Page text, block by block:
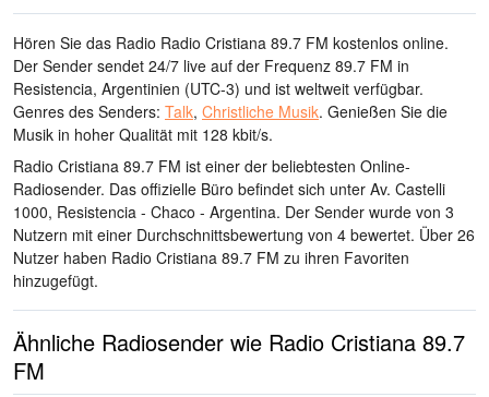
Hören Sie das Radio Radio Cristiana 89.7 FM kostenlos online.
Der Sender sendet 24/7 live auf der Frequenz 89.7 FM in
Resistencia, Argentinien (UTC-3) und ist weltweit verfügbar.
Genres des Senders: Talk, Christliche Musik. Genießen Sie die
Musik in hoher Qualität mit 128 kbit/s.
Radio Cristiana 89.7 FM ist einer der beliebtesten Online-
Radiosender. Das offizielle Büro befindet sich unter Av. Castelli
1000, Resistencia - Chaco - Argentina. Der Sender wurde von 3
Nutzern mit einer Durchschnittsbewertung von 4 bewertet. Über 26
Nutzer haben Radio Cristiana 89.7 FM zu ihren Favoriten
hinzugefügt.
Ähnliche Radiosender wie Radio Cristiana 89.7
FM